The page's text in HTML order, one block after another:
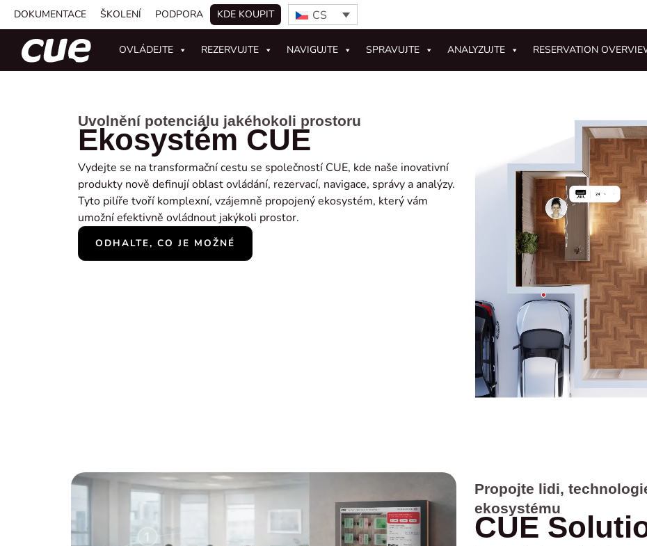
DOKUMENTACE ŠKOLENÍ PODPORA KDE KOUPIT CS
OVLÁDEJTE REZERVUJTE NAVIGUJTE SPRAVUJTE ANALYZUJTE RESERVATION
Uvolnění potenciálu jakéhokoli prostoru
Ekosystém CUE
Vydejte se na transformační cestu se společností CUE, kde naše inovativní
produkty nově definují oblast ovládání, rezervací, navigace, správy a analýzy.
Tyto pilíře tvoří komplexní, vzájemně propojený ekosystém, který vám
umožní efektivně ovládnout jakýkoli prostor.
ODHALTE, CO JE MOŽNÉ
Propojte lidi,
ekosystému
CUE